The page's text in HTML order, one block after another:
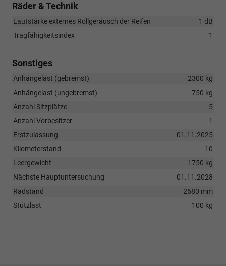
Räder & Technik
Lautstärke externes Rollgeräusch der Reifen
1 dB
Tragfähigkeitsindex
1
Sonstiges
Anhängelast (gebremst)
2300 kg
Anhängelast (ungebremst)
750 kg
Anzahl Sitzplätze
5
Anzahl Vorbesitzer
1
Erstzulassung
01.11.2025
Kilometerstand
10
Leergewicht
1750 kg
Nächste Hauptuntersuchung
01.11.2028
Radstand
2680 mm
Stützlast
100 kg